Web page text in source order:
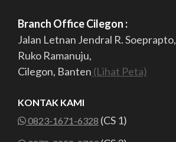
Branch Office Cilegon :
Jalan Letnan Jendral R. Soeprapto,
Ruko Ramanuju,
Cilegon, Banten (Lihat Peta)
KONTAK KAMI
0823-1671-6328 (CS 1)